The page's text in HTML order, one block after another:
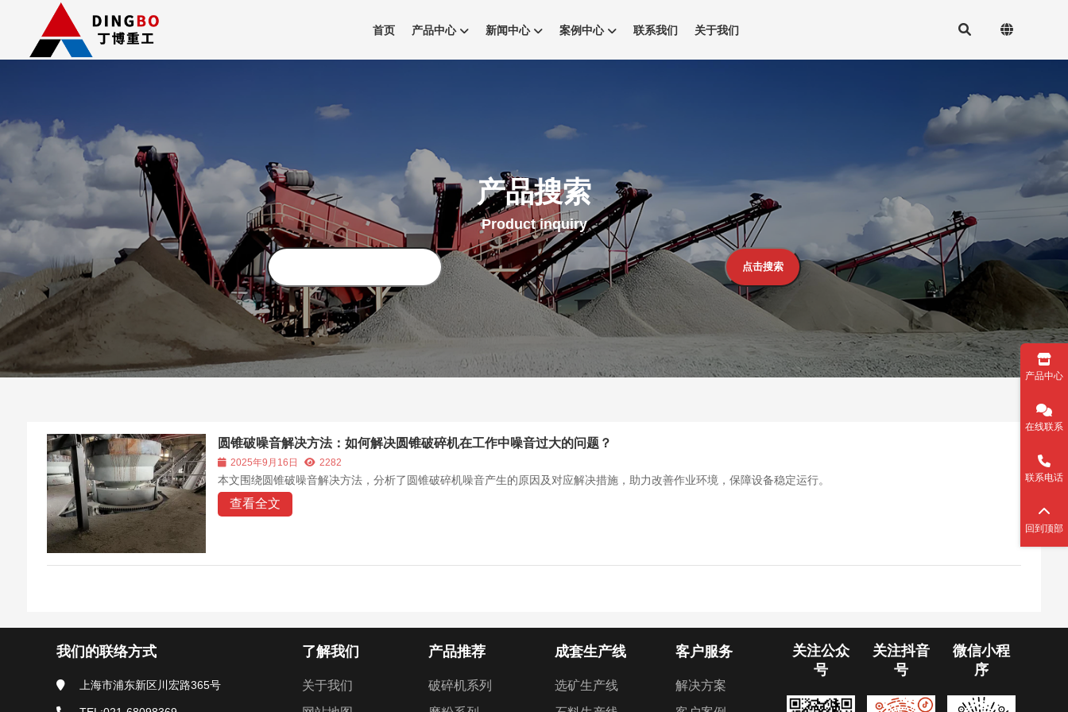
首页 产品中心 新闻中心 案例中心 联系我们 关于我们
产品搜索
Product inquiry
搜
索
点击搜索
圆锥破噪音解决方法：如何解决圆锥破碎机在工作中噪音过大的问题？
2025年9月16日 2282
本文围绕圆锥破噪音解决方法，分析了圆锥破碎机噪音产生的原因及对应解决措施，助力改善作业环境，保障设备稳定运行。
查看全文
我们的联络方式
上海市浦东新区川宏路365号
了解我们
关于我们
产品推荐
破碎机系列
成套生产线
选矿生产线
客户服务
解决方案
关注公众
号
关注抖音
号
微信小程
序
产品中心
在线联系
联系电话
回到顶部